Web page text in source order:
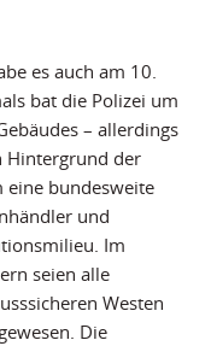
es auch am 10.
bat die Polizei um
– allerdings
Hintergrund der
eine bundesweite
und
Im
seien alle
Westen
Die